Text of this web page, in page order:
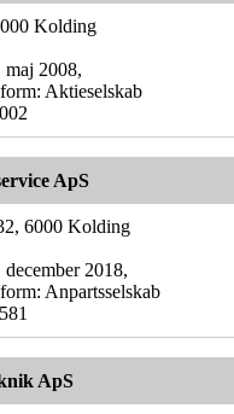
Kolding
maj 2008,
Aktieselskab
ApS
6000 Kolding
december 2018,
Anpartsselskab
ApS